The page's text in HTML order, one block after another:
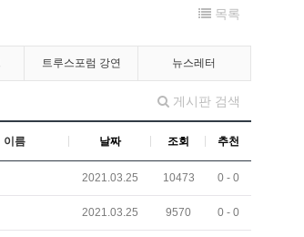
목록
트루스포럼 강연 뉴스레터
게시판 검색
이름 날짜 조회 추천
2021.03.25 10473 0 - 0
2021.03.25 9570 0 - 0